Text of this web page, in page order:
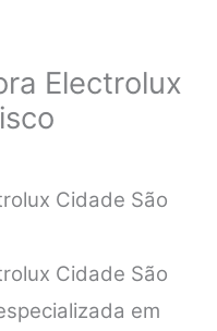
Electrolux
Cidade São
Cidade São
em